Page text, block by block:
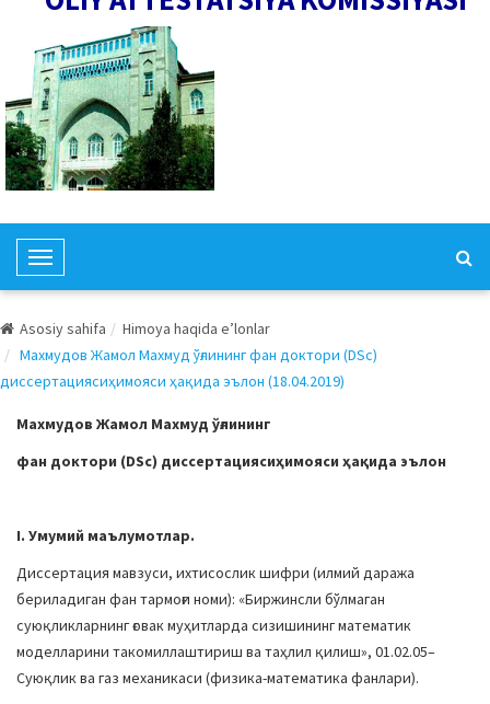
T
o
g
l
e
N
v
t
i
o
n
Asosiy sahifa
Himoya haqida e’lonlar
Махмудов Жамол Махмуд ўғлининг фан доктори (DSc)
диссертациясиҳимояси ҳақида эълон (18.04.2019)
Махмудов Жамол Махмуд ўғлининг
фан доктори (DSc) диссертациясиҳимояси ҳақида эълон
I. Умумий маълумотлар.
Диссертация мавзуси, ихтисослик шифри (илмий даража
бериладиган фан тармоғи номи): «Биржинсли бўлмаган
суюқликларнинг ғовак муҳитларда сизишининг математик
моделларини такомиллаштириш ва таҳлил қилиш», 01.02.05–
Суюқлик ва газ механикаси (физика-математика фанлари).